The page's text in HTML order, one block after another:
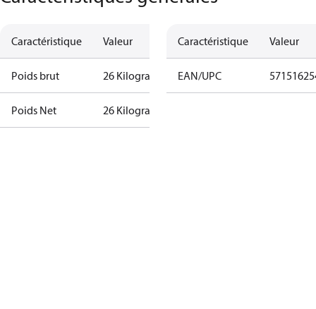
Caractéristique Valeur
Poids brut 26 Kilogram
Poids Net 26 Kilogram
Caractéristique Valeur
EAN/UPC